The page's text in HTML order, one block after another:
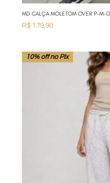
MD CALÇA MOLETOM OVER P-M-
R$179,90
10% off no Pix